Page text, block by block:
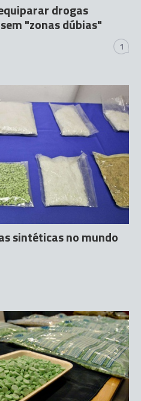
drogas
"zonas dúbias"
1
sintéticas no mundo